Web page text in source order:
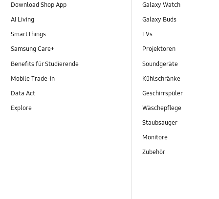
Download Shop App
AI Living
SmartThings
Samsung Care+
Benefits für Studierende
Mobile Trade-in
Data Act
Explore
Galaxy Watch
Galaxy Buds
TVs
Projektoren
Soundgeräte
Kühlschränke
Geschirrspüler
Wäschepflege
Staubsauger
Monitore
Zubehör